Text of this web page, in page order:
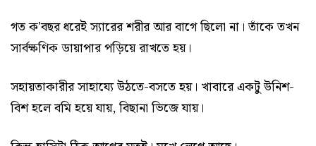
গত ক'বছর ধরেই স্যারের শরীর আর বাগে ছিলো না। তাঁকে তখন
সার্বক্ষণিক ডায়াপার পড়িয়ে রাখতে হয়।
সহায়তাকারীর সাহায্যে উঠতে-বসতে হয়। খাবারে একটু উনিশ-
বিশ হলে বমি হয়ে যায়, বিছানা ভিজে যায়।